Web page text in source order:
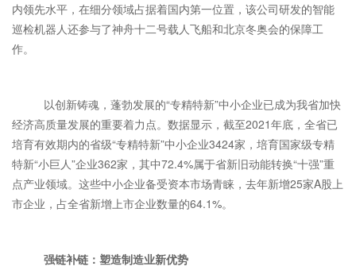
内领先水平，在细分领域占据着国内第一位置，该公司研发的智能
巡检机器人还参与了神舟十二号载人飞船和北京冬奥会的保障工
作。
以创新铸魂，蓬勃发展的“专精特新”中小企业已成为我省加快
经济高质量发展的重要着力点。数据显示，截至2021年底，全省已
培育有效期内的省级“专精特新”中小企业3424家，培育国家级专精
特新“小巨人”企业362家，其中72.4%属于省新旧动能转换“十强”重
点产业领域。这些中小企业备受资本市场青睐，去年新增25家A股上
市企业，占全省新增上市企业数量的64.1%。
强链补链：塑造制造业新优势